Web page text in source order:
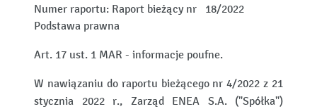
Numer raportu: Raport bieżący nr 18/2022
Podstawa prawna
Art. 17 ust. 1 MAR - informacje poufne.
W nawiązaniu do raportu bieżącego nr 4/2022 z 21
stycznia 2022 r., Zarząd ENEA S.A. ("Spółka")